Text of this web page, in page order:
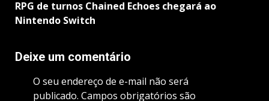
RPG de turnos Chained Echoes chegará ao
Nintendo Switch
Deixe um comentário
O seu endereço de e-mail não será
publicado. Campos obrigatórios são